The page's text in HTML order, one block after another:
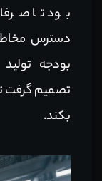
دسترس
تصمیم گرفت
بکند.